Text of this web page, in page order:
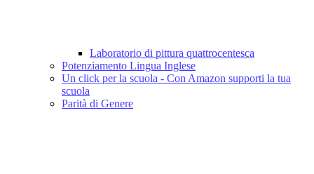
Laboratorio di pittura quattrocentesca
Potenziamento Lingua Inglese
Un click per la scuola - Con Amazon supporti la tua
scuola
Parità di Genere